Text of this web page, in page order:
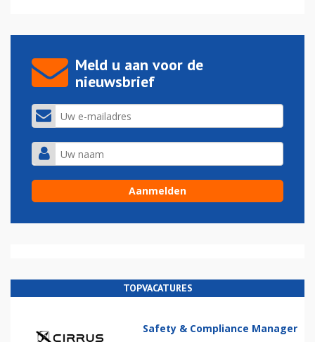
Meld u aan voor de
nieuwsbrief
TOPVACATURES
Safety & Compliance Manager